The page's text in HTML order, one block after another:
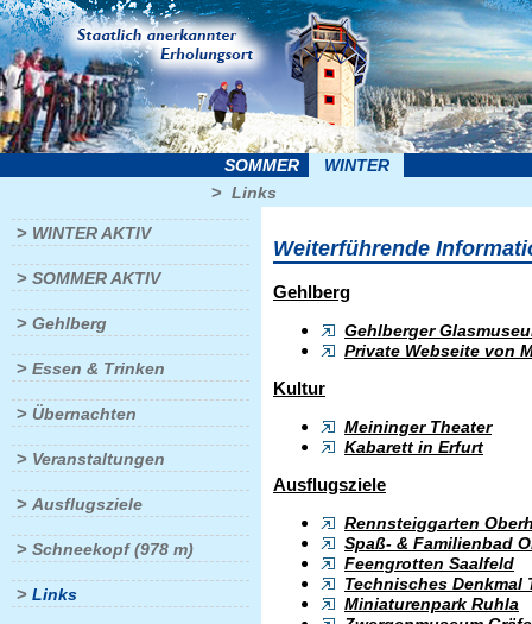
SOMMER WINTER
> Links
> WINTER AKTIV
> SOMMER AKTIV
> Gehlberg
> Essen & Trinken
> Übernachten
> Veranstaltungen
> Ausflugsziele
> Schneekopf (978 m)
> Links
Weiterführende
Gehlberg
Gehlberger
Private Webseite von
Kultur
Meininger Theater
Kabarett in Erfurt
Ausflugsziele
Rennsteiggarten
Spaß- & Familienbad
Feengrotten Saalfeld
Technisches Denkmal
Miniaturenpark Ruhla